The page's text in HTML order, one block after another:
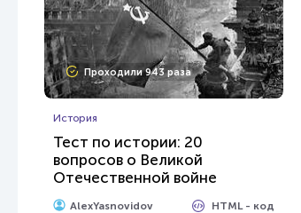
Проходили 943 раза
История
Тест по истории: 20
вопросов о Великой
Отечественной войне
AlexYasnovidov HTML - код